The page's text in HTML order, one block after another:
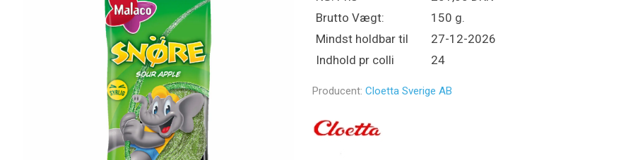
Brutto Vægt:
150 g.
Mindst holdbar til
27-12-2026
Indhold pr colli
24
Producent: Cloetta Sverige AB